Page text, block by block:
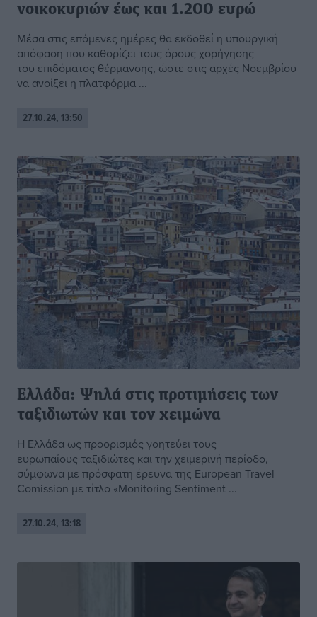
νοικοκυριών έως και 1.200 ευρώ
Μέσα στις επόμενες ημέρες θα εκδοθεί η υπουργική
απόφαση που καθορίζει τους όρους χορήγησης
του επιδόματος θέρμανσης, ώστε στις αρχές Νοεμβρίου
να ανοίξει η πλατφόρμα ...
27.10.24, 13:50
Ελλάδα: Ψηλά στις προτιμήσεις των
ταξιδιωτών και τον χειμώνα
Η Ελλάδα ως προορισμός γοητεύει τους
ευρωπαίους ταξιδιώτες και την χειμερινή περίοδο,
σύμφωνα με πρόσφατη έρευνα της European Travel
Comission με τίτλο «Monitoring Sentiment ...
27.10.24, 13:18